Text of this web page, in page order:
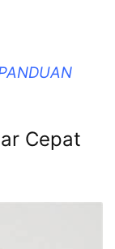
Cepat